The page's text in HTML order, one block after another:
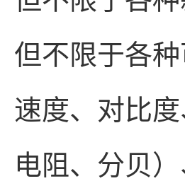
但不限于各
速度、对比
电阻、分贝